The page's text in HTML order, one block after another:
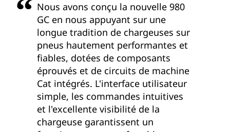
Nous avons conçu la nouvelle 980
GC en nous appuyant sur une
longue tradition de chargeuses sur
pneus hautement performantes et
fiables, dotées de composants
éprouvés et de circuits de machine
Cat intégrés. L'interface utilisateur
simple, les commandes intuitives
et l'excellente visibilité de la
chargeuse garantissent un